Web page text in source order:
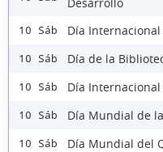
Desarrollo
10 Sáb Día
10 Sáb Día de la
10 Sáb Día
10 Sáb Día Mundial de
10 Sáb Día Mundial del